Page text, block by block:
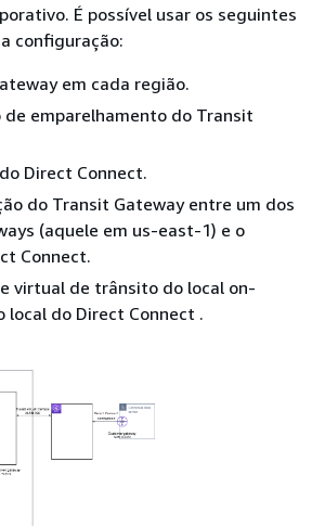
É possível usar os seguintes
configuração:
em cada região.
de emparelhamento do Transit
Direct Connect.
do Transit Gateway entre um dos
(aquele em us-east-1) e o
Connect.
virtual de trânsito do local on-
local do Direct Connect .